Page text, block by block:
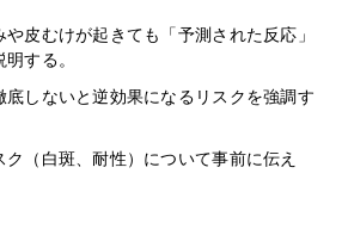
皮むけが起きても「予測された反応」
する。
底しないと逆効果になるリスクを強調す
（白斑、耐性）について事前に伝え